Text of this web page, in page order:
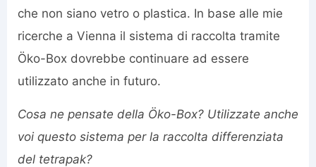
che non siano vetro o plastica. In base alle mie
ricerche a Vienna il sistema di raccolta tramite
Öko-Box dovrebbe continuare ad essere
utilizzato anche in futuro.
Cosa ne pensate della Öko-Box? Utilizzate anche
voi questo sistema per la raccolta differenziata
del tetrapak?